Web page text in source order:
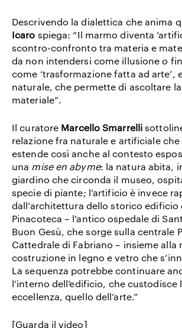
Descrivendo la dialettica che anima
Icaro spiega: “Il marmo diventa
scontro-confronto tra materia e
da non intendersi come illusione o
come ‘trasformazione fatta ad arte’,
naturale, che permette di ascoltare
materiale”.
Il curatore Marcello Smarrelli
relazione fra naturale e artificiale che
estende così anche al contesto
una mise en abyme: la natura abita,
giardino che circonda il museo,
specie di piante; l’artificio è invece
dall’architettura dello storico edificio
Pinacoteca – l’antico ospedale di
Buon Gesù, che sorge sulla centrale
Cattedrale di Fabriano – insieme alla
costruzione in legno e vetro che
La sequenza potrebbe continuare
l’interno dell’edificio, che custodisce
eccellenza, quello dell’arte.”
[Guarda il video]